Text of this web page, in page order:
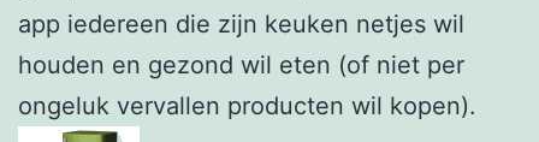
app iedereen die zijn keuken netjes wil
houden en gezond wil eten (of niet per
ongeluk vervallen producten wil kopen).